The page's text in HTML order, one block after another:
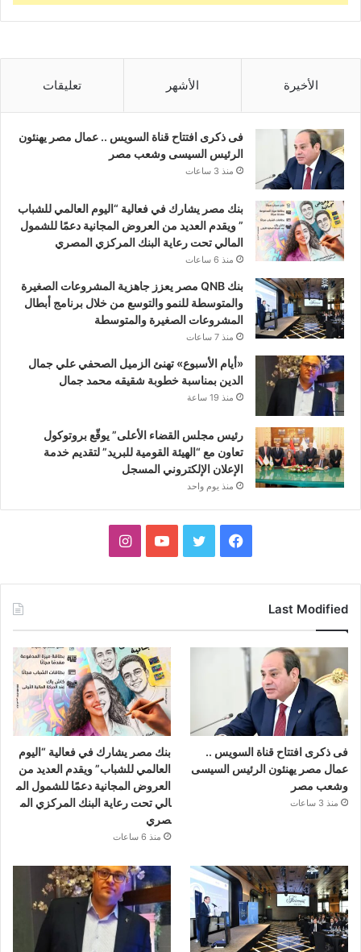
الأخيرة الأشهر تعليقات
فى ذكرى افتتاح قناة السويس .. عمال مصر يهنئون
الرئيس السيسى وشعب مصر
منذ 3 ساعات
بنك مصر يشارك في فعالية “اليوم العالمي للشباب
” ويقدم العديد من العروض المجانية دعمًا للشمول
المالي تحت رعاية البنك المركزي المصري
منذ 6 ساعات
بنك QNB مصر يعزز جاهزية المشروعات الصغيرة
والمتوسطة للنمو والتوسع من خلال برنامج أبطال
المشروعات الصغيرة والمتوسطة
منذ 7 ساعات
«أيام الأسبوع» تهنئ الزميل الصحفي علي جمال
الدين بمناسبة خطوبة شقيقه محمد جمال
منذ 19 ساعة
رئيس مجلس القضاء الأعلى” يوقّع بروتوكول
تعاون مع “الهيئة القومية للبريد” لتقديم خدمة
الإعلان الإلكتروني المسجل
منذ يوم واحد
فيسبوك تويتر يوتيوبانستقرام
Last Modified
فى ذكرى افتتاح قناة السويس ..
عمال مصر يهنئون الرئيس السيسى
وشعب مصر
منذ 3 ساعات
بنك مصر يشارك في فعالية “اليوم
العالمي للشباب” ويقدم العديد من
العروض المجانية دعمًا للشمول الم
الي تحت رعاية البنك المركزي الم
صري
منذ 6 ساعات